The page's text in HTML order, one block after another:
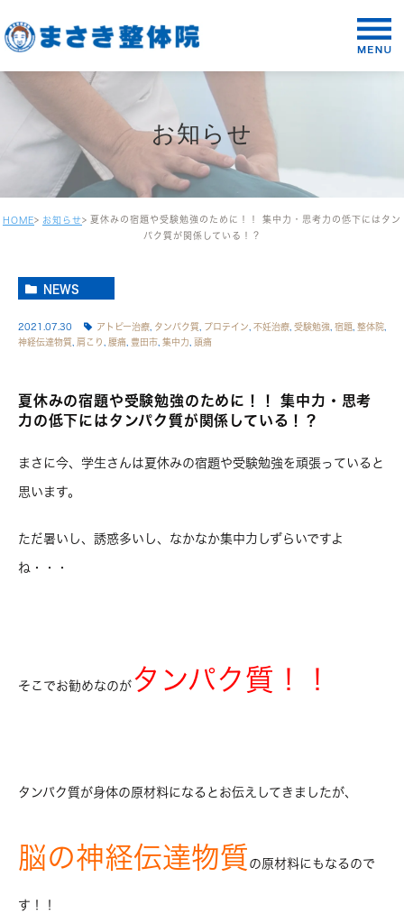
お知らせ
HOME お知らせ
夏休みの宿題や受験勉強のために！！ 集中力・思考力の低下にはタン
パク質が関係している！？
NEWS
2021.07.30 アトピー治療 タンパク質 プロテイン 不妊治療 受験勉強 宿題 整体院
神経伝達物質 肩こり 腰痛 豊田市 集中力 頭痛
夏休みの宿題や受験勉強のために！！ 集中力・思考
力の低下にはタンパク質が関係している！？
まさに今、学生さんは夏休みの宿題や受験勉強を頑張っていると
思います。
ただ暑いし、誘惑多いし、なかなか集中力しずらいですよ
ね・・・
そこでお勧めなのが タンパク質！！
タンパク質が身体の原材料になるとお伝えしてきましたが、
脳の神経伝達物質 の原材料にもなるので
す！！